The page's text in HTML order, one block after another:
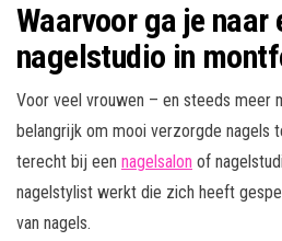
Waarvoor ga je naar
nagelstudio in
Voor veel vrouwen – en steeds meer
belangrijk om mooi verzorgde nagels
terecht bij een nagelsalon of
nagelstylist werkt die zich heeft
van nagels.